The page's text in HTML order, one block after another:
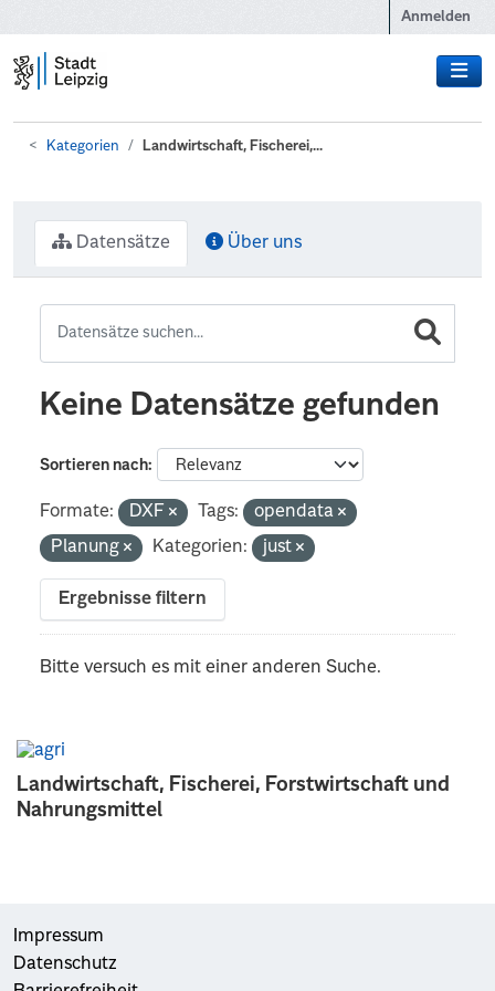
Anmelden
Kategorien Landwirtschaft, Fischerei,...
Landwirtschaft, Fischerei, Forstwirtschaft und
Nahrungsmittel
Datensätze Über uns
Keine Datensätze gefunden
Sortieren nach
Formate: DXF Tags:
opendata
Planung
Kategorien: just
Ergebnisse filtern
Bitte versuch es mit einer anderen Suche.
Impressum
Datenschutz